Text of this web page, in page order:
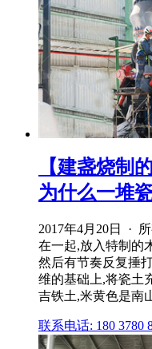
【建盏烧制
为什么一堆
2017年4月20日 ·
在一起,放入特制的
然后有节奏反复捶
维的基础上,将瓷土
吉铁土,米黄色是南
联系电话: 180 3780